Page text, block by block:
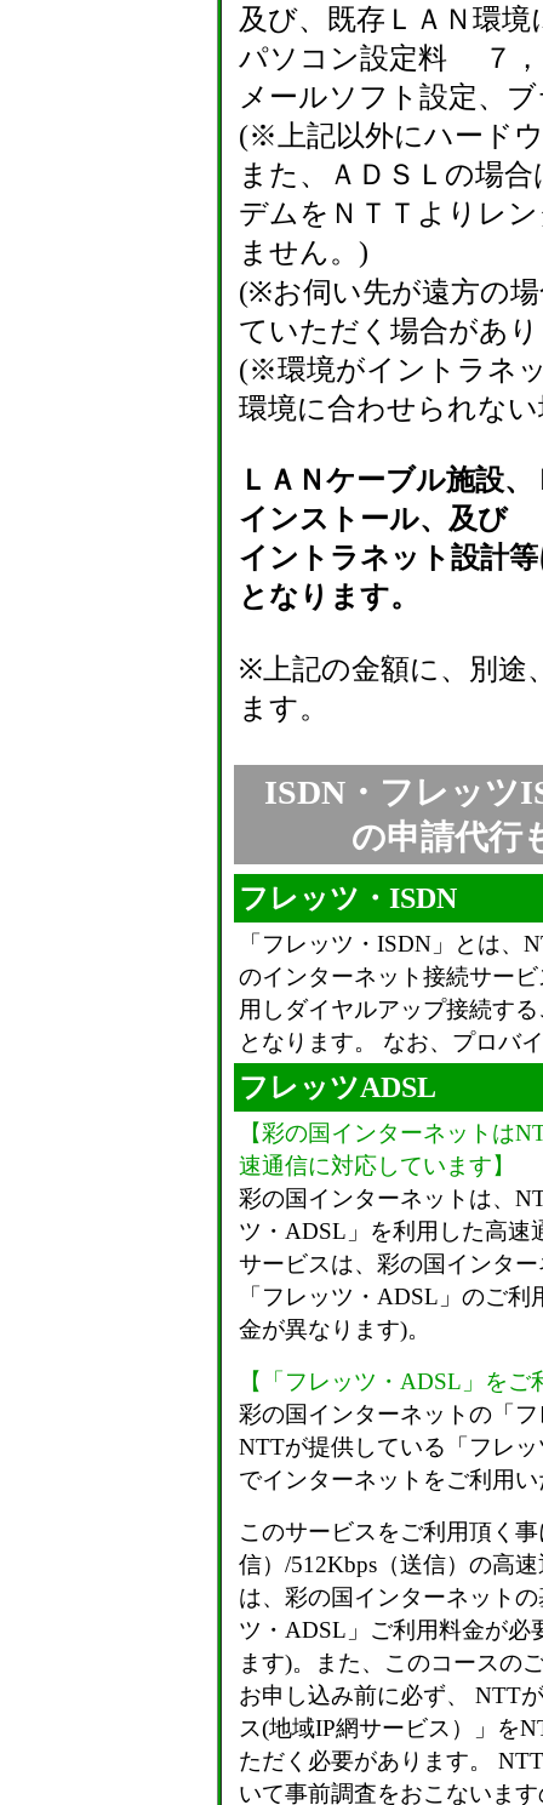
及び、既存ＬＡＮ環
パソコン設定料 ７
メールソフト設定、
(※上記以外にハード
また、ＡＤＳＬの場
デムをＮＴＴよりレ
ません。)
(※お伺い先が遠方の
ていただく場合があ
(※環境がイントラネ
環境に合わせられな
ＬＡＮケーブル施設
インストール、及び
イントラネット設計
となります。
※上記の金額に、別途
ます。
ISDN・フレッツ
の申請代行
フレッツ・ISDN
「フレッツ・ISDN」とは、
のインターネット接続サー
用しダイヤルアップ接続す
となります。 なお、プロバ
フレッツADSL
【彩の国インターネットは
速通信に対応しています】
彩の国インターネットは、
ツ・ADSL」を利用した高速
サービスは、彩の国インタ
「フレッツ・ADSL」のご
金が異なります)。
【「フレッツ・ADSL」を
彩の国インターネットの「
NTTが提供している「フレ
でインターネットをご利用
このサービスをご利用頂く
信）/512Kbps（送信）の高
は、彩の国インターネット
ツ・ADSL」ご利用料金が必
ます)。また、このコースの
お申し込み前に必ず、 NTT
ス(地域IP網サービス ）」を
ただく必要があります。
いて事前調査をおこないま